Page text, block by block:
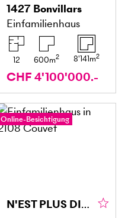
1427 Bonvillars
Einfamilienhaus
12 600m2 8'141m2
CHF 4'100'000.-
Online-Besichtigung
N'EST PLUS DISPONIBLE